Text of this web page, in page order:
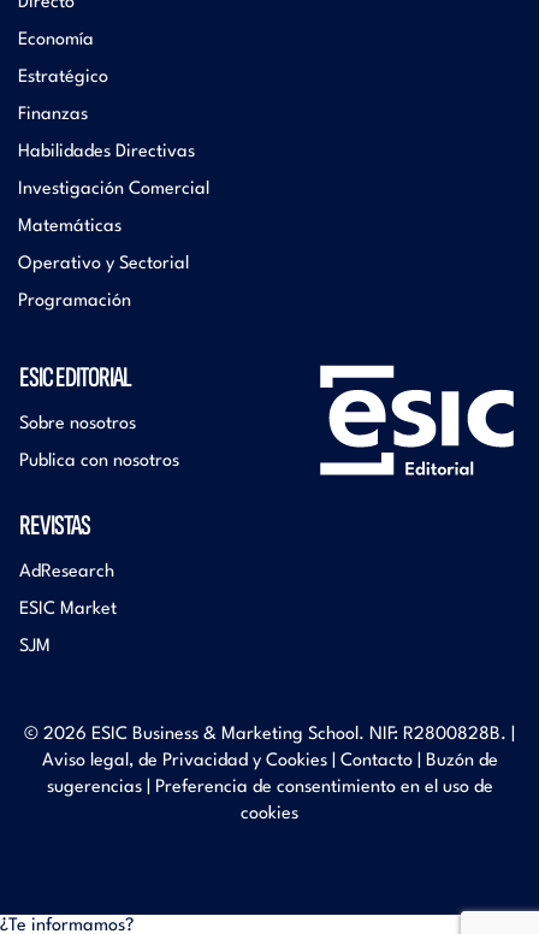
Economía
Estratégico
Finanzas
Habilidades Directivas
Investigación Comercial
Matemáticas
Operativo y Sectorial
Programación
ESIC EDITORIAL
Sobre nosotros
Publica con nosotros
REVISTAS
AdResearch
ESIC Market
SJM
© 2026 ESIC Business & Marketing School. NIF: R2800828B. |
Aviso legal, de Privacidad y Cookies| Contacto| Buzón de
sugerencias| Preferencia de consentimiento en el uso de
cookies
¿Te informamos?